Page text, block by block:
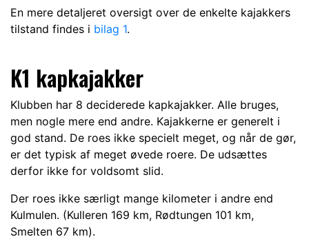
En mere detaljeret oversigt over de enkelte kajakkers
tilstand findes i bilag 1.
K1 kapkajakker
Klubben har 8 deciderede kapkajakker. Alle bruges,
men nogle mere end andre. Kajakkerne er generelt i
god stand. De roes ikke specielt meget, og når de gør,
er det typisk af meget øvede roere. De udsættes
derfor ikke for voldsomt slid.
Der roes ikke særligt mange kilometer i andre end
Kulmulen. (Kulleren 169 km, Rødtungen 101 km,
Smelten 67 km).